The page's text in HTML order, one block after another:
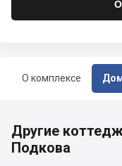
О комплексе
Другие
Подкова